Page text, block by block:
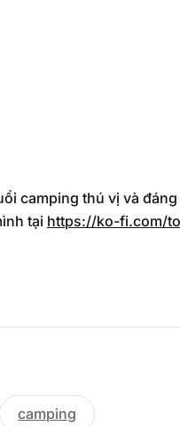
camping thú vị và
tại https://ko-fi.com/
camping